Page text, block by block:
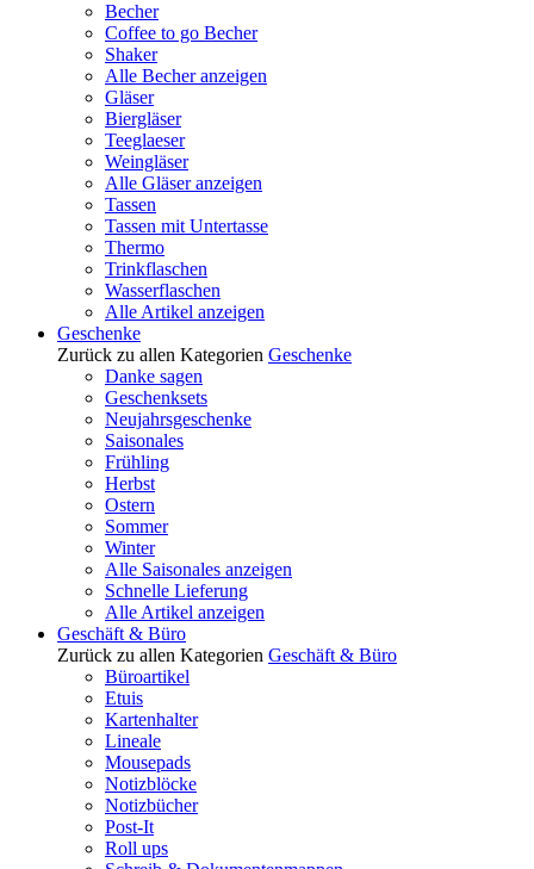
Becher
Coffee to go Becher
Shaker
Alle Becher anzeigen
Gläser
Biergläser
Teeglaeser
Weingläser
Alle Gläser anzeigen
Tassen
Tassen mit Untertasse
Thermo
Trinkflaschen
Wasserflaschen
Alle Artikel anzeigen
Geschenke
Zurück zu allen Kategorien Geschenke
Danke sagen
Geschenksets
Neujahrsgeschenke
Saisonales
Frühling
Herbst
Ostern
Sommer
Winter
Alle Saisonales anzeigen
Schnelle Lieferung
Alle Artikel anzeigen
Geschäft & Büro
Zurück zu allen Kategorien Geschäft & Büro
Büroartikel
Etuis
Kartenhalter
Lineale
Mousepads
Notizblöcke
Notizbücher
Post-It
Roll ups